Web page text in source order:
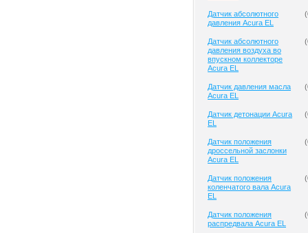
Датчик абсолютного
давления Acura EL
(
Датчик абсолютного
давления воздуха во
впускном коллекторе
Acura EL
(
Датчик давления масла
Acura EL
(
Датчик детонации Acura
EL
(
Датчик положения
дроссельной заслонки
Acura EL
(
Датчик положения
коленчатого вала Acura
EL
(
Датчик положения
распредвала Acura EL
(